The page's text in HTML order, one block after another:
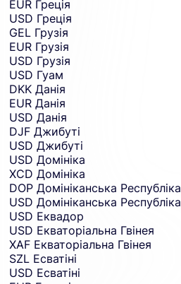
EUR Греція
USD Греція
GEL Грузія
EUR Грузія
USD Грузія
USD Гуам
DKK Данія
EUR Данія
USD Данія
DJF Джибуті
USD Джибуті
USD Домініка
XCD Домініка
DOP Домініканська Республіка
USD Домініканська Республіка
USD Еквадор
USD Екваторіальна Гвінея
XAF Екваторіальна Гвінея
SZL Есватіні
USD Есватіні